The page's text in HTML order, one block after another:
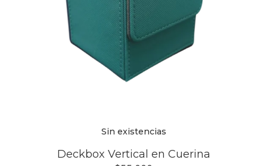
Sin existencias
Deckbox Vertical en Cuerina